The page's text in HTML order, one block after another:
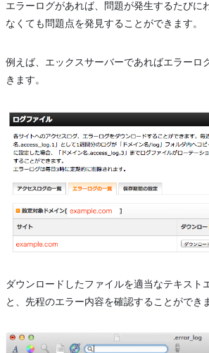
エラーログがあれば、問題が発生するたびに
なくても問題点を発見することができます。
例えば、エックスサーバーであればエラーロ
きます。
ダウンロードしたファイルを適当なテキスト
と、先程のエラー内容を確認することができ